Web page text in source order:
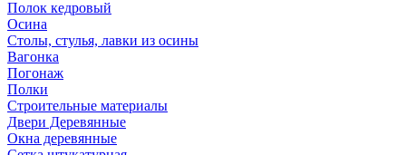
Полок кедровый
Осина
Столы, стулья, лавки из осины
Вагонка
Погонаж
Полки
Строительные материалы
Двери Деревянные
Окна деревянные